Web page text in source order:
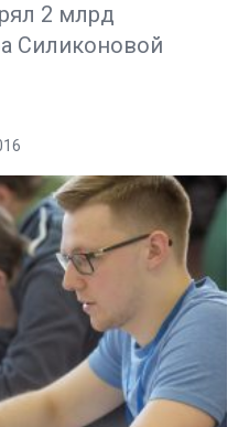
2 млрд
Силиконовой